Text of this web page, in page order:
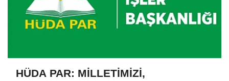
HÜDA PAR: MİLLETİMİZİ,